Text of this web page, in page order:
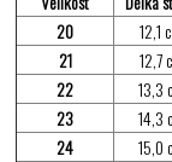
20
12,1
21
12,7
22
13,3
23
14,3
24
15,0